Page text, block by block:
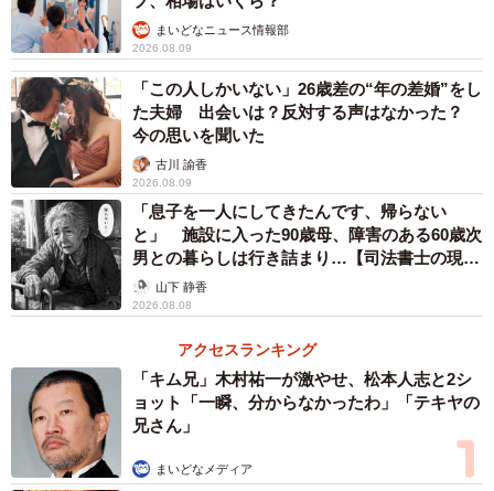
まいどなニュース情報部
2026.08.09
「この人しかいない」26歳差の“年の差婚”をし
た夫婦 出会いは？反対する声はなかった？
今の思いを聞いた
古川 諭香
2026.08.09
「息子を一人にしてきたんです、帰らない
と」 施設に入った90歳母、障害のある60歳次
男との暮らしは行き詰まり…【司法書士の現場
から】山下 静香
2026.08.08
アクセスランキング
「キム兄」木村祐一が激やせ、松本人志と2シ
ョット「一瞬、分からなかったわ」「テキヤの
兄さん」
まいどなメディア